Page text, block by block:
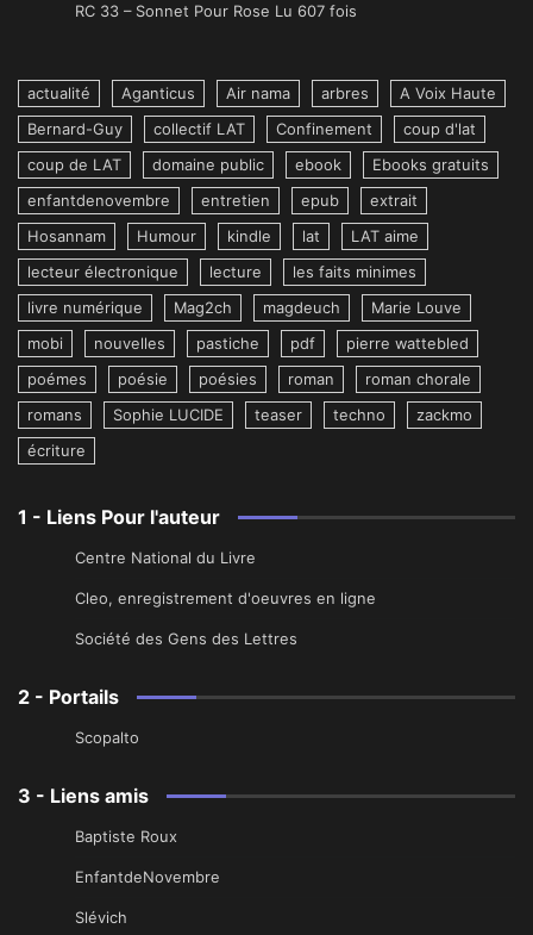
RC 33 – Sonnet Pour Rose Lu 607 fois
actualité Aganticus Air nama arbres
A Voix Haute
Bernard-Guy
collectif LAT Confinement
coup d'lat
coup de LAT
domaine public ebook
Ebooks gratuits
enfantdenovembre
entretien epub
extrait
Hosannam
Humour kindle lat
LAT aime
lecteur électronique
lecture
les faits minimes
livre numérique
Mag2ch magdeuch
Marie Louve
mobi
nouvelles pastiche pdf
pierre wattebled
poémes
poésie poésies roman
roman chorale
romans
Sophie LUCIDE teaser techno
zackmo
écriture
1 - Liens Pour l'auteur
Centre National du Livre
Cleo, enregistrement d'oeuvres en ligne
Société des Gens des Lettres
2 - Portails
Scopalto
3 - Liens amis
Baptiste Roux
EnfantdeNovembre
Slévich